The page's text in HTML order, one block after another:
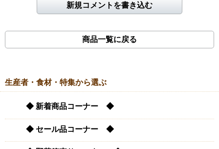
新規コメントを書き込む
商品一覧に戻る
生産者・食材・特集から選ぶ
◆ 新着商品コーナー ◆
◆ セール品コーナー ◆